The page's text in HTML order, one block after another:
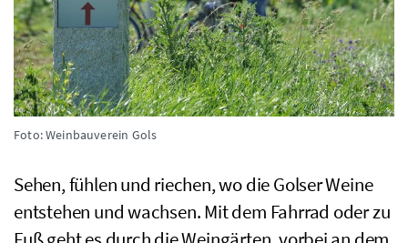
Foto: Weinbauverein Gols
Sehen, fühlen und riechen, wo die Golser Weine
entstehen und wachsen. Mit dem Fahrrad oder zu